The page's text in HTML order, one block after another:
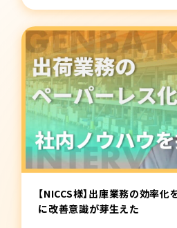
【NICCS様】出庫業務の効率
に改善意識が芽生えた